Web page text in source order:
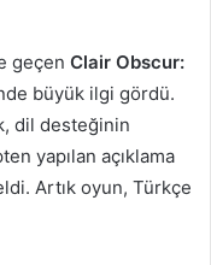
geçen Clair Obscur:
büyük ilgi gördü.
dil desteğinin
yapılan açıklama
Artık oyun, Türkçe